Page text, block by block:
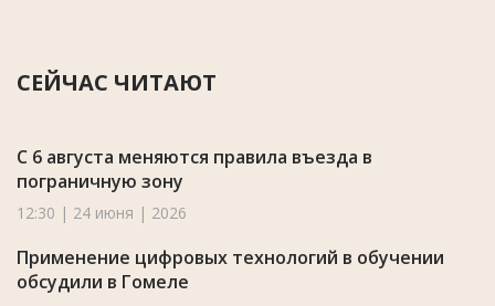
СЕЙЧАС ЧИТАЮТ
С 6 августа меняются правила въезда в
пограничную зону
12:30 | 24 июня | 2026
Применение цифровых технологий в обучении
обсудили в Гомеле